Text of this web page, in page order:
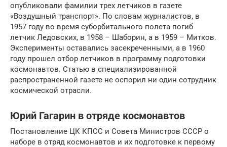
опубликовали фамилии трех летчиков в газете
«Воздушный транспорт». По словам журналистов, в
1957 году во время суборбитального полета погиб
летчик Ледовских, в 1958 – Шаборин, а в 1959 – Митков.
Эксперименты оставались засекреченными, а в 1960
году прошел отбор летчиков в программу подготовки
космонавтов. Статью в специализированной
распространенной газете не оспорил ни один сотрудник
космической отрасли.
Юрий Гагарин в отряде космонавтов
Постановление ЦК КПСС и Совета Министров СССР о
наборе в отряд космонавтов и их подготовке к первому